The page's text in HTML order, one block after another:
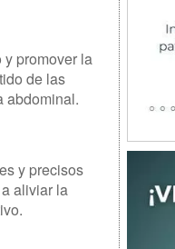
promover la
de las
abdominal.
y precisos
aliviar la